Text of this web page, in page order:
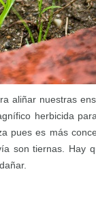
aliñar nuestras
herbicida
pues es más
son tiernas. Hay